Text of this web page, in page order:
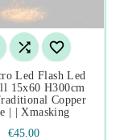
 
Led Flash Led
15x60 H300cm
Copper
| | Xmasking
€45.00